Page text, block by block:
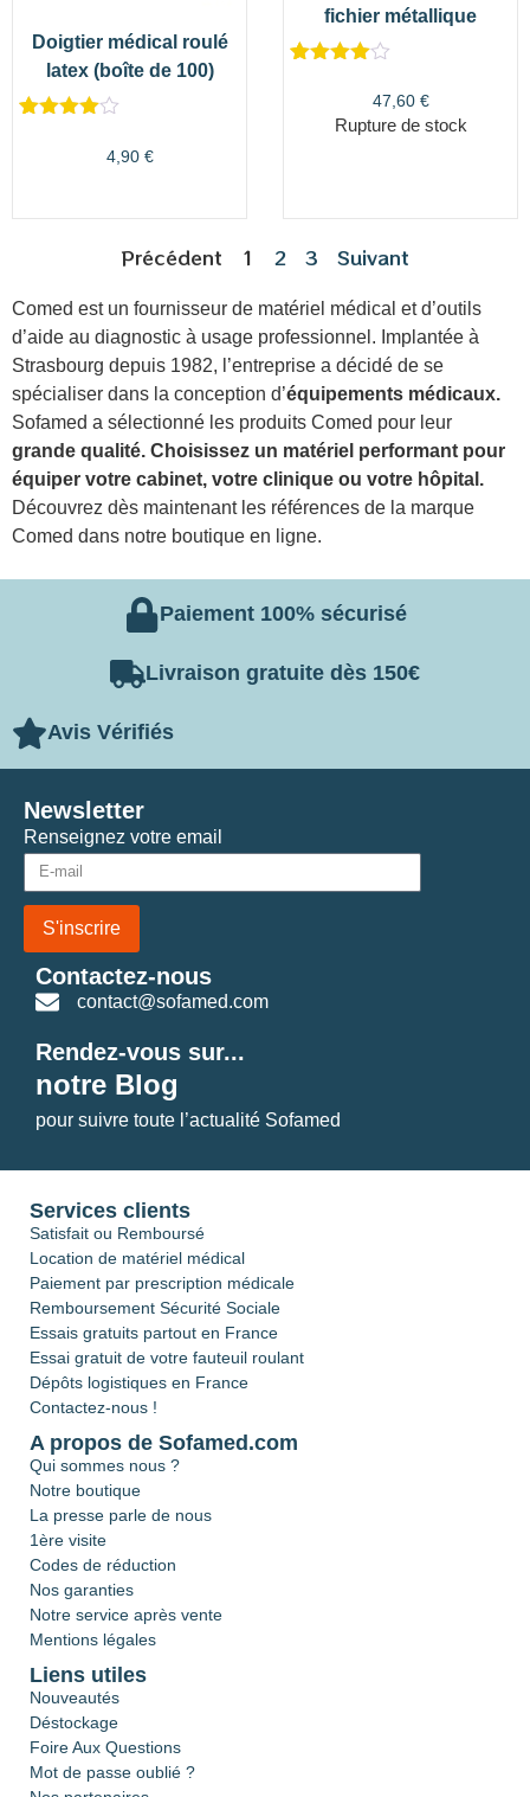
Doigtier médical roulé
latex (boîte de 100)
4,90 €
fichier métallique
basé sur
notations
47,60 €
Rupture de stock
Précédent 1 2 3 Suivant
Comed est un fournisseur de matériel médical et d’outils
d’aide au diagnostic à usage professionnel. Implantée à
Strasbourg depuis 1982, l’entreprise a décidé de se
spécialiser dans la conception d’équipements médicaux.
Sofamed a sélectionné les produits Comed pour leur
grande qualité. Choisissez un matériel performant pour
équiper votre cabinet, votre clinique ou votre hôpital.
Découvrez dès maintenant les références de la marque
Comed dans notre boutique en ligne.
Paiement 100% sécurisé
Livraison gratuite dès 150€
Avis Vérifiés
Renseignez votre email
S'inscrire
Newsletter
Contactez-nous
contact@sofamed.com
Rendez-vous sur...
notre Blog
pour suivre toute l’actualité Sofamed
Services clients
Satisfait ou Remboursé
Location de matériel médical
Paiement par prescription médicale
Remboursement Sécurité Sociale
Essais gratuits partout en France
Essai gratuit de votre fauteuil roulant
Dépôts logistiques en France
Contactez-nous !
A propos de Sofamed.com
Qui sommes nous ?
Notre boutique
La presse parle de nous
1ère visite
Codes de réduction
Nos garanties
Notre service après vente
Mentions légales
Liens utiles
Nouveautés
Déstockage
Foire Aux Questions
Mot de passe oublié ?